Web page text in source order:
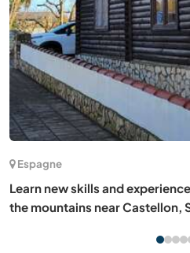
Irlande
Donnez-moi un coup de main
Connacht en Irlande.